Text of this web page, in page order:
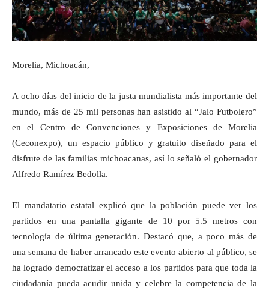
Morelia, Michoacán,
A ocho días del inicio de la justa mundialista más importante del
mundo, más de 25 mil personas han asistido al “Jalo Futbolero”
en el Centro de Convenciones y Exposiciones de Morelia
(Ceconexpo), un espacio público y gratuito diseñado para el
disfrute de las familias michoacanas, así lo señaló el gobernador
Alfredo Ramírez Bedolla.
El mandatario estatal explicó que la población puede ver los
partidos en una pantalla gigante de 10 por 5.5 metros con
tecnología de última generación. Destacó que, a poco más de
una semana de haber arrancado este evento abierto al público, se
ha logrado democratizar el acceso a los partidos para que toda la
ciudadanía pueda acudir unida y celebre la competencia de la